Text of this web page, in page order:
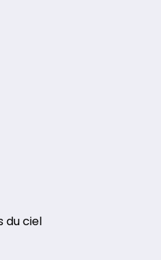
du ciel